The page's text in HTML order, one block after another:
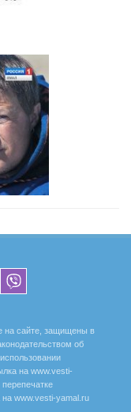
на сайте, защищены в
об
на www.vesti-
на www.vesti-yamal.ru